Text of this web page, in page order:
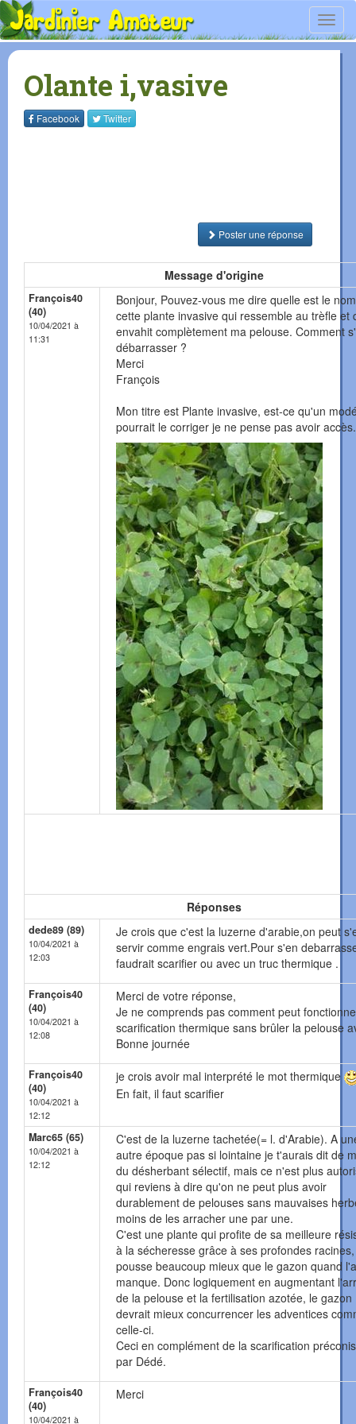
Olante i,vasive
Facebook Twitter
Poster une réponse
Message d'origine
François40
(40)
10/04/2021 à
11:31
Bonjour, Pouvez-vous me dire quelle est le
cette plante invasive qui ressemble au trèfle et
envahit complètement ma pelouse. Comment
débarrasser ?
Merci
François
Mon titre est Plante invasive, est-ce qu'un
pourrait le corriger je ne pense pas avoir
Réponses
dede89 (89)
10/04/2021 à
12:03
Je crois que c'est la luzerne d'arabie,on peut
servir comme engrais vert.Pour s'en
faudrait scarifier ou avec un truc thermique .
François40
(40)
10/04/2021 à
12:08
Merci de votre réponse,
Je ne comprends pas comment peut
scarification thermique sans brûler la pelouse
Bonne journée
François40
(40)
10/04/2021 à
12:12
je crois avoir mal interprété le mot thermique
En fait, il faut scarifier
Marc65 (65)
10/04/2021 à
12:12
C'est de la luzerne tachetée(= l. d'Arabie). A
autre époque pas si lointaine je t'aurais dit de
du désherbant sélectif, mais ce n'est plus
qui reviens à dire qu'on ne peut plus avoir
durablement de pelouses sans mauvaises
moins de les arracher une par une.
C'est une plante qui profite de sa meilleure
à la sécheresse grâce à ses profondes
pousse beaucoup mieux que le gazon quand
manque. Donc logiquement en augmentant
de la pelouse et la fertilisation azotée, le gazon
devrait mieux concurrencer les adventices
celle-ci.
Ceci en complément de la scarification
par Dédé.
François40
(40)
10/04/2021 à
Merci